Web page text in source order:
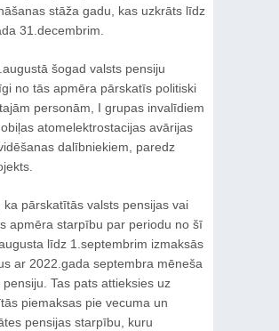
stāža gadu, kas uzkrāts līdz
31.decembrim.
šogad valsts pensiju
no tās apmēra pārskatīs politiski
personām, I grupas invalīdiem
atomelektrostacijas avārijas
dalībniekiem, paredz
ka pārskatītās valsts pensijas vai
apmēra starpību par periodu no šī
līdz 1.septembrim izmaksās
ar 2022.gada septembra mēneša
Tas pats attieksies uz
piemaksas pie vecuma un
pensijas starpību, kuru